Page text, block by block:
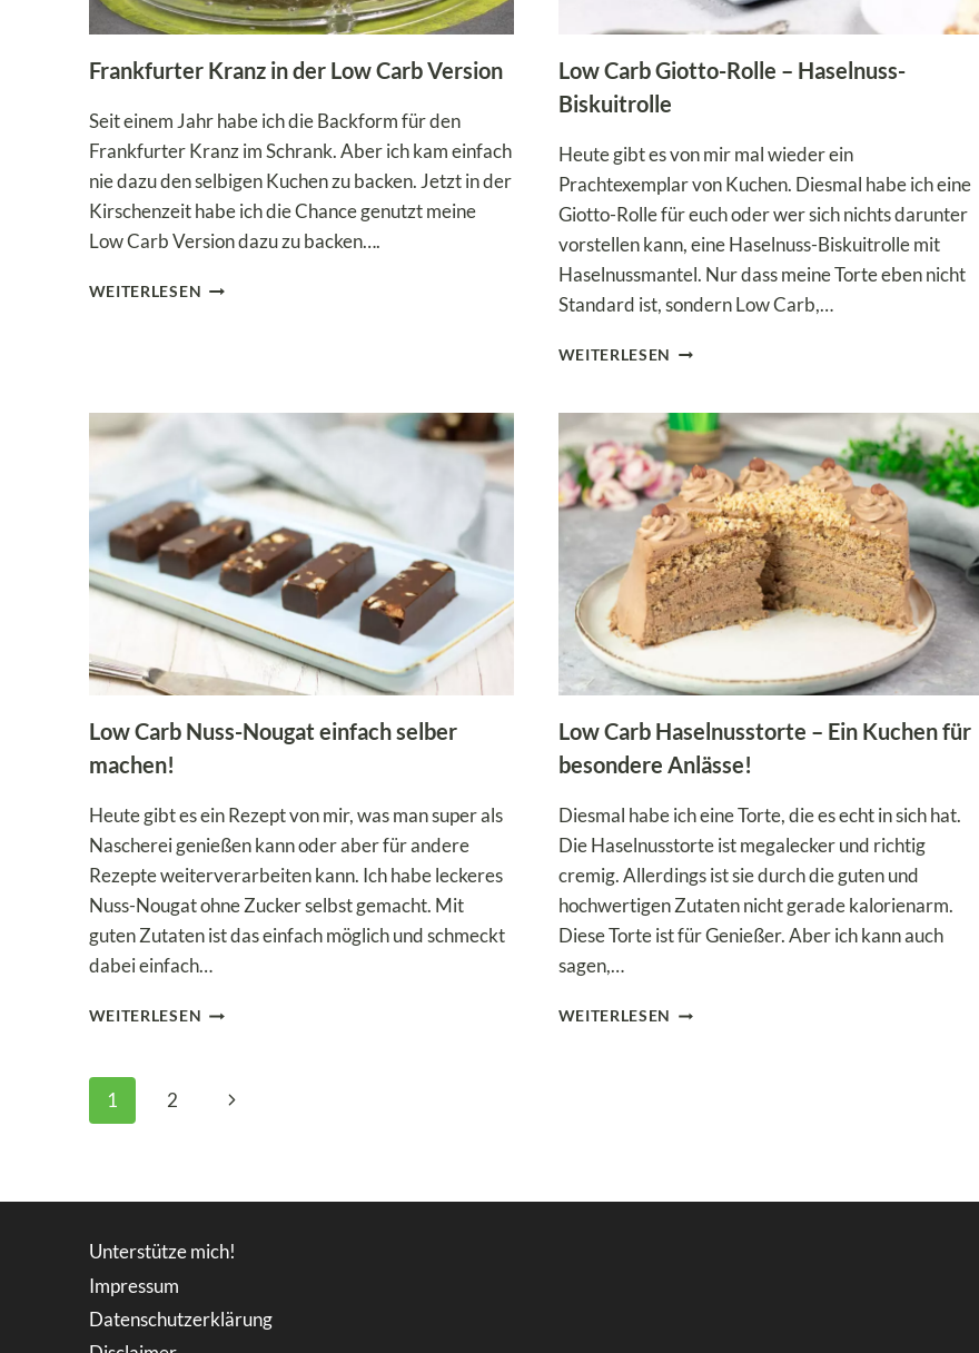
Frankfurter Kranz in der Low Carb Version
Seit einem Jahr habe ich die Backform für den
Frankfurter Kranz im Schrank. Aber ich kam einfach
nie dazu den selbigen Kuchen zu backen. Jetzt in der
Kirschenzeit habe ich die Chance genutzt meine
Low Carb Version dazu zu backen….
WEITERLESEN FRANKFURTER
VERSION
Low Carb Giotto-Rolle – Haselnuss-
Biskuitrolle
Heute gibt es von mir mal wieder ein
Prachtexemplar von Kuchen. Diesmal habe ich eine
Giotto-Rolle für euch oder wer sich nichts darunter
vorstellen kann, eine Haselnuss-Biskuitrolle mit
Haselnussmantel. Nur dass meine Torte eben nicht
Standard ist, sondern Low Carb,…
WEITERLESEN LOW
ROLLE
HASELNUSS-
BISKUITROLLE
Low Carb Nuss-Nougat einfach selber
machen!
Heute gibt es ein Rezept von mir, was man super als
Nascherei genießen kann oder aber für andere
Rezepte weiterverarbeiten kann. Ich habe leckeres
Nuss-Nougat ohne Zucker selbst gemacht. Mit
guten Zutaten ist das einfach möglich und schmeckt
dabei einfach…
WEITERLESEN LOW
EINFACH
Low Carb Haselnusstorte – Ein Kuchen für
besondere Anlässe!
Diesmal habe ich eine Torte, die es echt in sich hat.
Die Haselnusstorte ist megalecker und richtig
cremig. Allerdings ist sie durch die guten und
hochwertigen Zutaten nicht gerade kalorienarm.
Diese Torte ist für Genießer. Aber ich kann auch
sagen,…
WEITERLESEN LOW
Seitennavigation
1 2
Nächste
Unterstütze mich!
Impressum
Datenschutzerklärung